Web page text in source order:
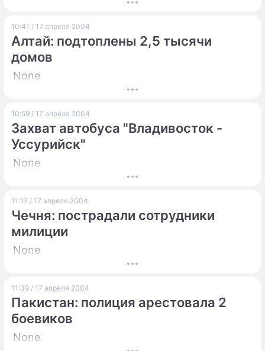
О ПРОЕКТЕ
10:41 / 17 апреля 2004
Алтай: подтоплены 2,5 тысячи
домов
None
10:59 / 17 апреля 2004
Захват автобуса "Владивосток -
Уссурийск"
None
11:17 / 17 апреля 2004
Чечня: пострадали сотрудники
милиции
None
11:39 / 17 апреля 2004
Пакистан: полиция арестовала 2
боевиков
None